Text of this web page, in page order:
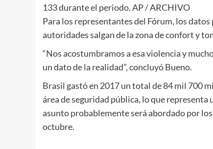
133 durante el periodo. AP / ARCHIVO
Para los representantes del Fórum, los
autoridades salgan de la zona de confort y
“Nos acostumbramos a esa violencia y
un dato de la realidad”, concluyó Bueno.
Brasil gastó en 2017 un total de 84 mil 700
área de seguridad pública, lo que
asunto probablemente será abordado por
octubre.